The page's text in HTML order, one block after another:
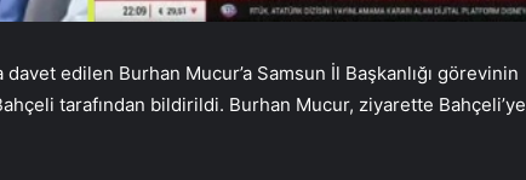
edilen Burhan Mucur’a Samsun İl Başkanlığı görevinin
tarafından bildirildi. Burhan Mucur, ziyarette Bahçeli’ye